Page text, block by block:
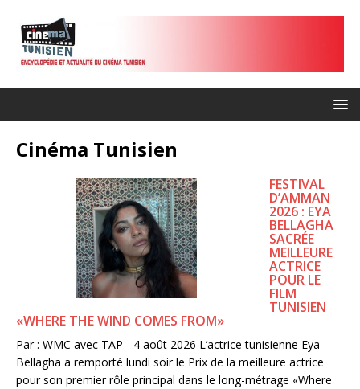
Cinéma Tunisien
FESTIVAL
D’AMMAN
2026 : EYA
BELLAGHA
SACRÉE
MEILLEURE
ACTRICE
POUR LE
FILM
TUNISIEN
«WHERE THE WIND COMES FROM»
Par : WMC avec TAP - 4 août 2026 L’actrice tunisienne Eya
Bellagha a remporté lundi soir le Prix de la meilleure actrice
pour son premier rôle principal dans le long-métrage «Where